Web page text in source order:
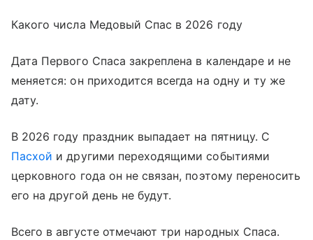
Какого числа Медовый Спас в 2026 году
Дата Первого Спаса закреплена в календаре и не
меняется: он приходится всегда на одну и ту же
дату.
В 2026 году праздник выпадает на пятницу. С
Пасхой и другими переходящими событиями
церковного года он не связан, поэтому переносить
его на другой день не будут.
Всего в августе отмечают три народных Спаса.